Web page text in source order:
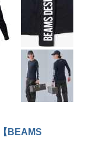
BEAMS